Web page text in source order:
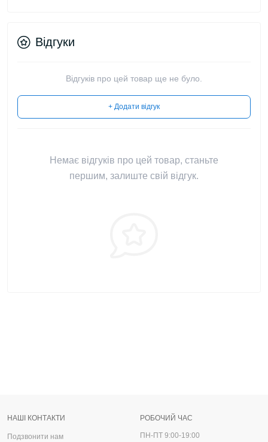
Відгуки
Відгуків про цей товар ще не було.
+ Додати відгук
Немає відгуків про цей товар, станьте
першим, залиште свій відгук.
НАШІ КОНТАКТИ
Подзвонити нам
РОБОЧИЙ ЧАС
ПН-ПТ 9:00-19:00